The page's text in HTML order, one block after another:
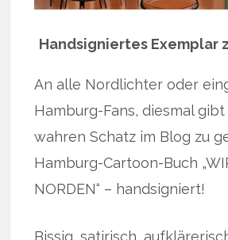
Handsigniertes Exemplar
An alle Nordlichter oder
Hamburg-Fans, diesmal
wahren Schatz im Blog zu
Hamburg-Cartoon-Buch
NORDEN“ – handsigniert!
Bissig, satirisch,